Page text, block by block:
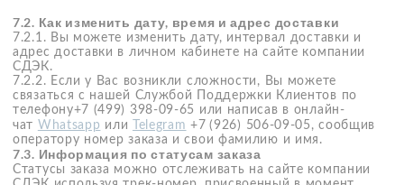
дополнительных платежей.
При нарушении максимального срока оплаты доли
ООО «ТКС» вправе начислить штраф в размере, указанном
в договоре поручения, заключенном Клиентом
с ООО «ТКС». Со всеми условиями указанного договора
и использования сервиса «Долями» можно ознакомиться,
перейдя по ссылке:
https://static.dolyame.ru/static/dolyame/dolyame_contract.pdf
7.6.9. При возврате товара по основаниям,
предусмотренным Законом Р Ф «О защите прав
потребителей», денежные средства, уплаченные
посредством сервиса "Долями", перечисляются
ООО «ТКС» на банковскую карту клиента, привязанную
в личном кабинете в сервисе "Долями", в течение 10 дней
с момента подачи претензии. Срок зачисления денежных
средств на карту клиента зависит от банка-эмитента.